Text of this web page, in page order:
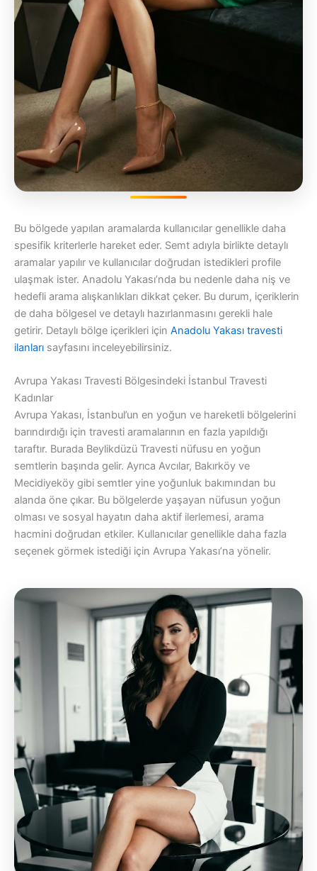
Bu bölgede yapılan aramalarda kullanıcılar genellikle daha
spesifik kriterlerle hareket eder. Semt adıyla birlikte detaylı
aramalar yapılır ve kullanıcılar doğrudan istedikleri profile
ulaşmak ister. Anadolu Yakası’nda bu nedenle daha niş ve
hedefli arama alışkanlıkları dikkat çeker. Bu durum, içeriklerin
de daha bölgesel ve detaylı hazırlanmasını gerekli hale
getirir. Detaylı bölge içerikleri için Anadolu Yakası travesti
ilanları sayfasını inceleyebilirsiniz.
Avrupa Yakası Travesti Bölgesindeki İstanbul Travesti
Kadınlar
Avrupa Yakası, İstanbul’un en yoğun ve hareketli bölgelerini
barındırdığı için travesti aramalarının en fazla yapıldığı
taraftır. Burada Beylikdüzü Travesti nüfusu en yoğun
semtlerin başında gelir. Ayrıca Avcılar, Bakırköy ve
Mecidiyeköy gibi semtler yine yoğunluk bakımından bu
alanda öne çıkar. Bu bölgelerde yaşayan nüfusun yoğun
olması ve sosyal hayatın daha aktif ilerlemesi, arama
hacmini doğrudan etkiler. Kullanıcılar genellikle daha fazla
seçenek görmek istediği için Avrupa Yakası’na yönelir.